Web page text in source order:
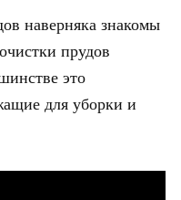
наверняка знакомы
прудов
это
для уборки и